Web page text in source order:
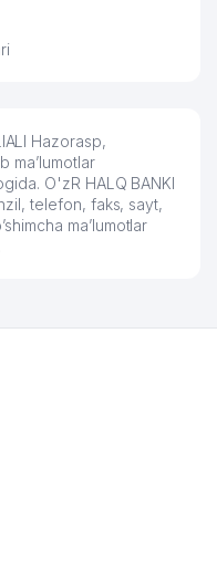
Hazorasp,
ma’lumotlar
O'zR HALQ BANKI
telefon, faks, sayt,
ma’lumotlar